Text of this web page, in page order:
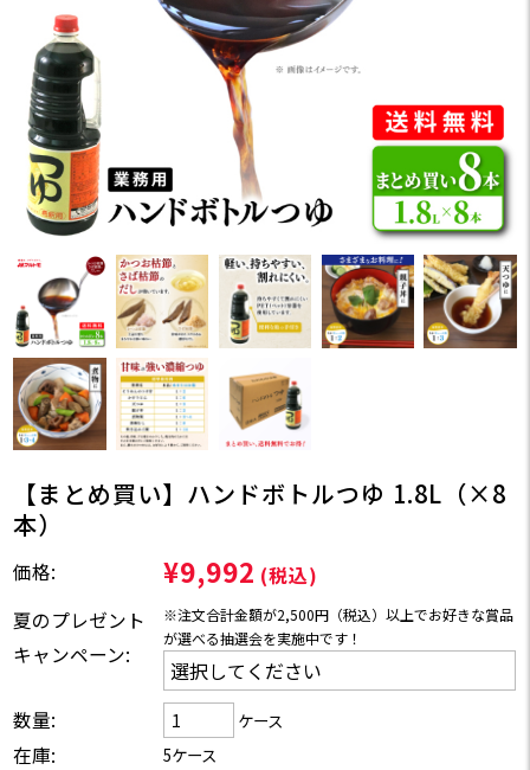
【まとめ買い】ハンドボトルつゆ 1.8L（×8
本）
価格: ¥9,992 (税込)
夏のプレゼント
キャンペーン:
※注文合計金額が2,500円（税込）以上でお好きな賞品
が選べる抽選会を実施中です！
数量: ケース
在庫: 5ケース